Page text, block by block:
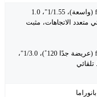
50 ميجابكسل، f/1.8 (واسعة)، 1/1.55"، 1.0
متعدد الاتجاهات، مثبت
13 ميجابكسل، f/2.2 (عريضة جدًا 120˚)، 1/3.0"،